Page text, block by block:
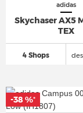
adidas
Skychaser AX5
TEX
4 Shops
-38 %*